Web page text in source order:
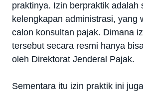
praktinya. Izin berpraktik adalah
kelengkapan administrasi, yang
calon konsultan pajak. Dimana
tersebut secara resmi hanya
oleh Direktorat Jenderal Pajak.
Sementara itu izin praktik ini